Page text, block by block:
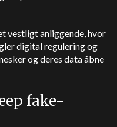
vestligt anliggende, hvor
digital regulering og
og deres data åbne
fake-